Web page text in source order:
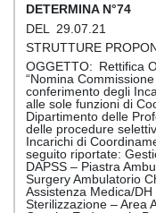
74
29.07.21
Rettifica
“Nomina
conferimento degli
alle sole funzioni di
Dipartimento delle
delle procedure
Incarichi di
seguito riportate:
DAPSS – Piastra
Surgery Ambulatorio
Assistenza Medica/
Sterilizzazione – Area